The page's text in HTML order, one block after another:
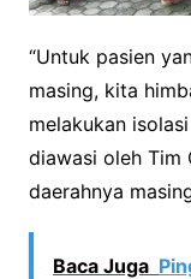
“Untuk pasien
masing, kita
melakukan
diawasi oleh Tim
daerahnya
Baca Juga